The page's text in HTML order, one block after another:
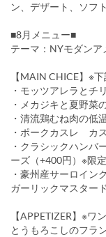
ン、デザート、ソフ
■8月メニュー■
テーマ：NYモダンア
【MAIN CHICE】※
・モッツアレラとチ
・メカジキと夏野
・清流鶏むね肉の低
・ポークカスレ カ
・クラシックハン
ーズ（+400円）※限
・豪州産サーロイ
ガーリックマスター
【APPETIZER】※ワ
とうもろこしのフラ